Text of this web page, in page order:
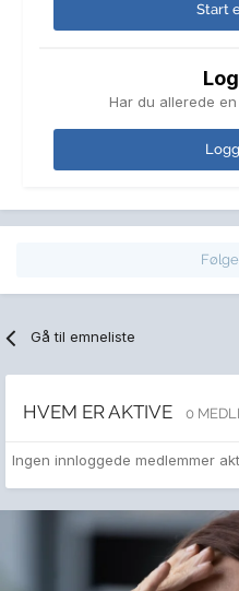
Start
Har du allerede
Gå til emneliste
HVEM ER AKTIVE 0
Ingen innloggede medlemmer